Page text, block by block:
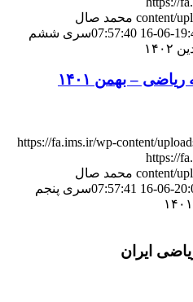
content/ محمد صال
سری ششم
– بهمن ۱۴۰۱
https://fa.ims.ir/wp-content/
https://
content/ محمد صال
سری پنجم
ایران